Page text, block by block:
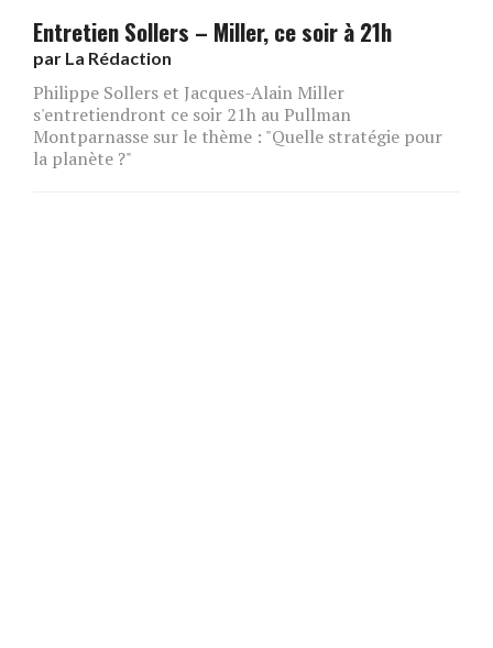
Entretien Sollers – Miller, ce soir à 21h
par La Rédaction
Philippe Sollers et Jacques-Alain Miller
s'entretiendront ce soir 21h au Pullman
Montparnasse sur le thème : "Quelle stratégie pour
la planète ?"